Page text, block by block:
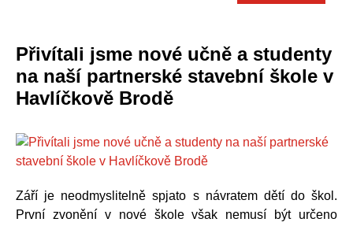
Přivítali jsme nové učně a studenty
na naší partnerské stavební škole v
Havlíčkově Brodě
Září je neodmyslitelně spjato s návratem dětí do škol.
První zvonění v nové škole však nemusí být určeno